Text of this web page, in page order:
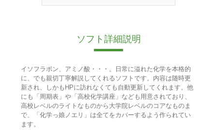
ソフト詳細説明
イソフラボン、アミノ酸・・・。日常に溢れた化学を本格的
に、でも親切丁寧解説してくれるソフトです。内容は随時更
新され、しかもHPに訪れなくても自動更新してくれます。他
にも「周期表」や「高校化学講座」なども用意されており、
高校レベルのライトなものから大学院レベルのコアなものま
で、「化学っ娘ノエリ」は全てをカバーするよう作られてい
ます。